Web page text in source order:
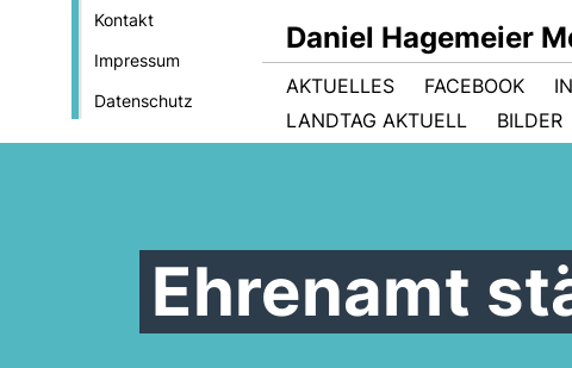
Kontakt
Impressum
Datenschutz
Daniel Hagemeier
AKTUELLES FACEBOOK
LANDTAG AKTUELL
BILDER
Ehrenamt